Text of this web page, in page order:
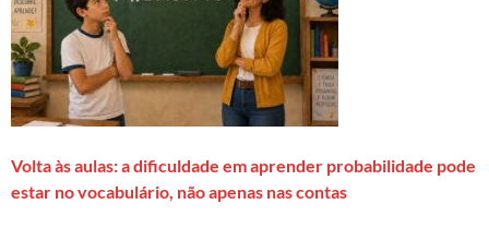
Volta às aulas: a dificuldade em aprender probabilidade pode
estar no vocabulário, não apenas nas contas